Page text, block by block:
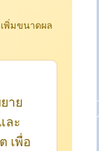
พิ่มขนาดผล
าย
ละ
เพื่อ